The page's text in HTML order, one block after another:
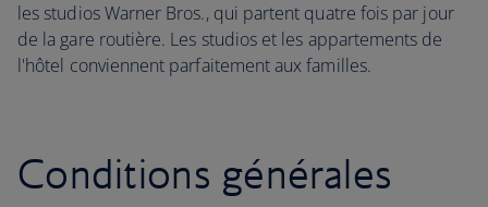
les studios Warner Bros., qui partent quatre fois par jour
de la gare routière. Les studios et les appartements de
l'hôtel conviennent parfaitement aux familles.
Conditions générales